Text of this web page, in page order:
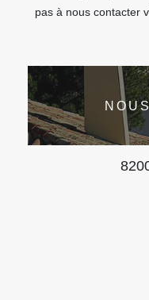
pas à nous contacter